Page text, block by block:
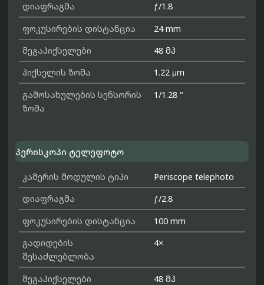
დიაფრაგმა
ƒ/1.8
ფოკუსირების დისტანცია
24 mm
მეგაპიქსელები
48 მპ
პიქსელის ზომა
1.22 μm
გამოსახულების სენსორის
ზომა
1/1.28 "
პერისკოპი ტელეფოტო
კამერის მოდულის ტიპი
Periscope telephoto
დიაფრაგმა
ƒ/2.8
ფოკუსირების დისტანცია
100 mm
გადიდების
შესაძლებლობა
4×
მეგაპიქსელები
48 მპ